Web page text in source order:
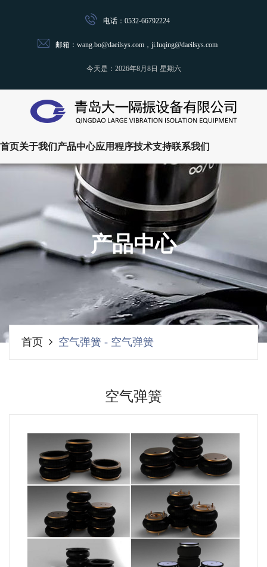
电话：0532-66792224
邮箱：wang.bo@daeilsys.com，ji.luqing@daeilsys.com
今天是： 2026年8月8日 星期六
首页关于我们产品中心应用程序技术支持联系我们
产品中心
首页 空气弹簧 - 空气弹簧
空气弹簧